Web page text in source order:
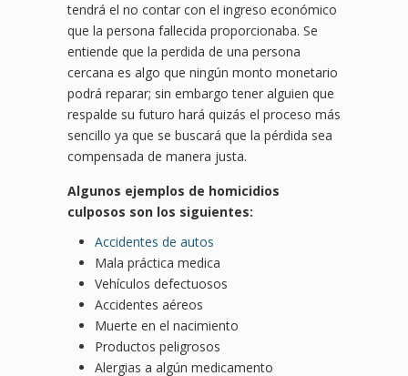
tendrá el no contar con el ingreso económico
que la persona fallecida proporcionaba. Se
entiende que la perdida de una persona
cercana es algo que ningún monto monetario
podrá reparar; sin embargo tener alguien que
respalde su futuro hará quizás el proceso más
sencillo ya que se buscará que la pérdida sea
compensada de manera justa.
Algunos ejemplos de homicidios
culposos son los siguientes:
Accidentes de autos
Mala práctica medica
Vehículos defectuosos
Accidentes aéreos
Muerte en el nacimiento
Productos peligrosos
Alergias a algún medicamento